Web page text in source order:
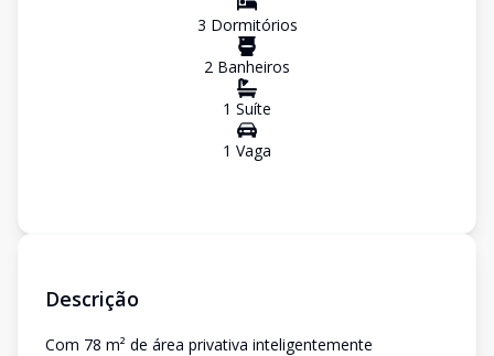
3 Dormitórios
2 Banheiros
1 Suíte
1 Vaga
Descrição
Com 78 m² de área privativa inteligentemente